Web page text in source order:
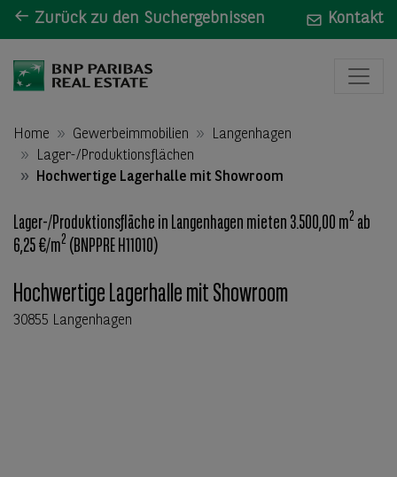
Zurück zu den Suchergebnissen Kontakt
Home Gewerbeimmobilien
Langenhagen
Lager-/Produktionsflächen
Hochwertige Lagerhalle mit Showroom
Lager-/Produktionsfläche in Langenhagen mieten 3.500,00 m2 ab
6,25 €/m2 (BNPPRE H11010)
Hochwertige Lagerhalle mit Showroom
30855 Langenhagen